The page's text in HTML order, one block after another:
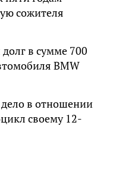
сожителя
в сумме 700
BMW
в отношении
своему 12-